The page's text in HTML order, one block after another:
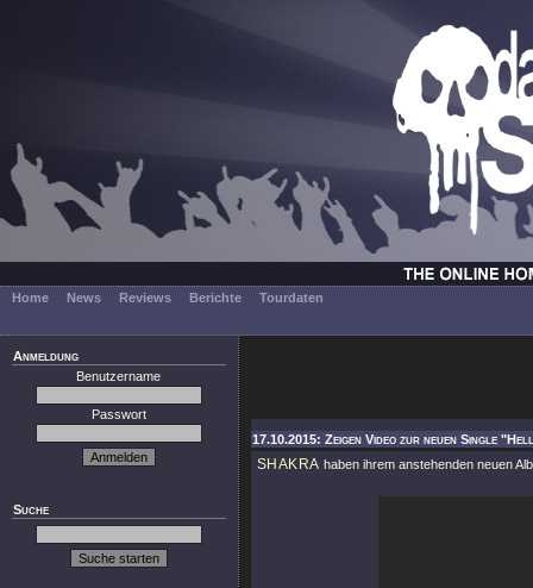
Home News Reviews Berichte Tourdaten
Anmeldung
Benutzername
Passwort
Suche
17.10.2015: Zeigen Video zur neuen Single
SHAKRA haben ihrem anstehenden neuen